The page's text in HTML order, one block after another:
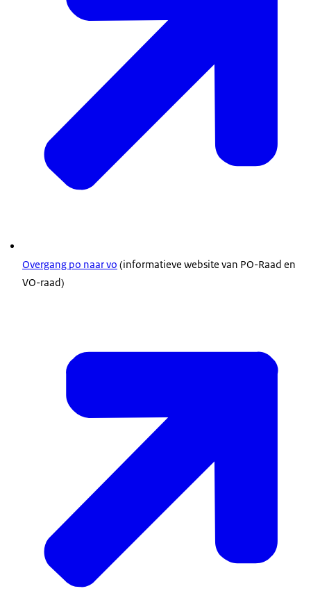
Overgang po naar vo (informatieve website van PO-Raad en
VO-raad)